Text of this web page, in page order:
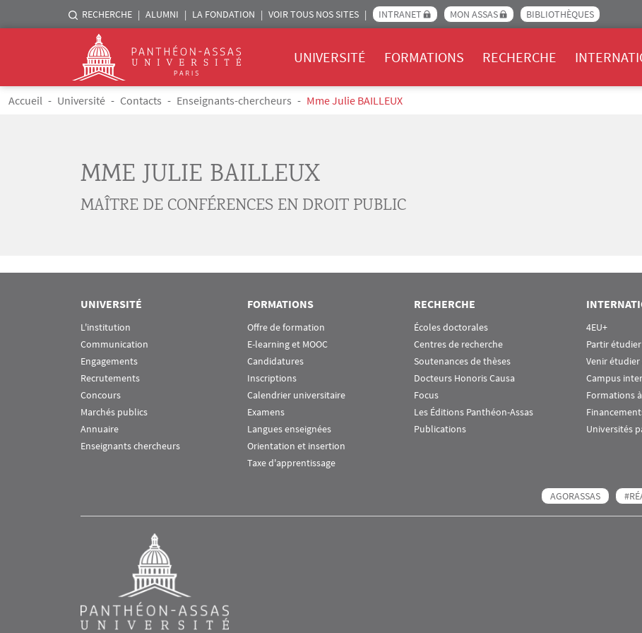
Aller au contenu principal
Menu liste sites Assas
RECHERCHE ALUMNI LA FONDATION VOIR TOUS NOS SITES INTRANET MON ASSAS BIBLIOTHÈQUES
Logo
UNIVERSITÉ FORMATIONS RECHERCHE
Fil d'Ariane
Accueil Université Contacts Enseignants-chercheurs Mme Julie BAILLEUX
MME JULIE BAILLEUX
MAÎTRE DE CONFÉRENCES EN DROIT PUBLIC
UNIVERSITÉ
L'institution
Communication
Engagements
Recrutements
Concours
Marchés publics
Annuaire
Enseignants chercheurs
FORMATIONS
Offre de formation
E-learning et MOOC
Candidatures
Inscriptions
Calendrier universitaire
Examens
Langues enseignées
Orientation et insertion
Taxe d'apprentissage
RECHERCHE
Écoles doctorales
Centres de recherche
Soutenances de thèses
Docteurs Honoris Causa
Focus
Les Éditions Panthéon-Assas
Publications
4EU+
Partir
Venir
Campus
Formations
Universités
AGORASSAS